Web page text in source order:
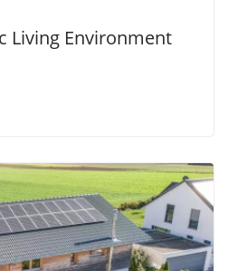
Living Environment